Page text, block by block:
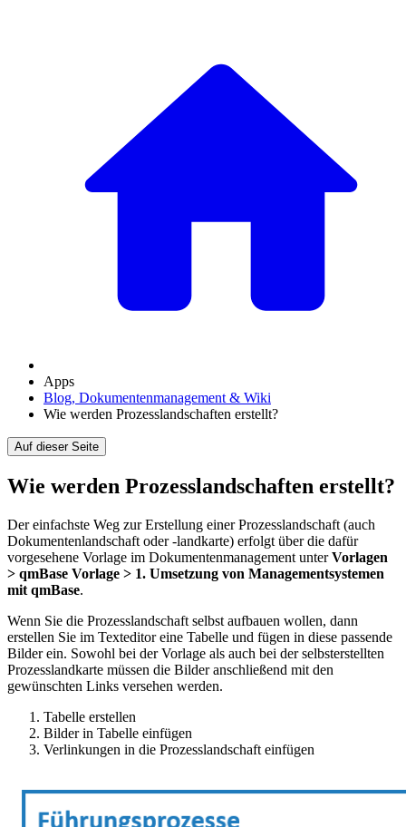
Apps
Blog, Dokumentenmanagement & Wiki
Wie werden Prozesslandschaften erstellt?
Auf dieser Seite
Wie werden Prozesslandschaften erstellt?
Der einfachste Weg zur Erstellung einer Prozesslandschaft (auch
Dokumentenlandschaft oder -landkarte) erfolgt über die dafür
vorgesehene Vorlage im Dokumentenmanagement unterVorlagen
> qmBase Vorlage > 1. Umsetzung von Managementsystemen
mit qmBase.
Wenn Sie die Prozesslandschaft selbst aufbauen wollen, dann
erstellen Sie im Texteditor eine Tabelle und fügen in diese passende
Bilder ein. Sowohl bei der Vorlage als auch bei der selbsterstellten
Prozesslandkarte müssen die Bilder anschließend mit den
gewünschten Links versehen werden.
Tabelle erstellen
Bilder in Tabelle einfügen
Verlinkungen in die Prozesslandschaft einfügen